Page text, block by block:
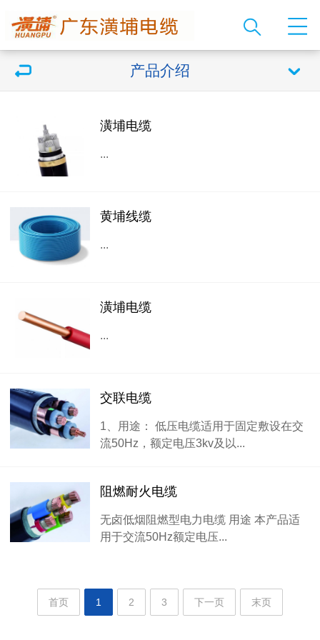
产品介绍
潢埔电缆
...
黄埔线缆
...
潢埔电缆
...
交联电缆
1、用途： 低压电缆适用于固定敷设在交
流50Hz，额定电压3kv及以...
阻燃耐火电缆
无卤低烟阻燃型电力电缆 用途 本产品适
用于交流50Hz额定电压...
首页 1 2 3 下一页 末页